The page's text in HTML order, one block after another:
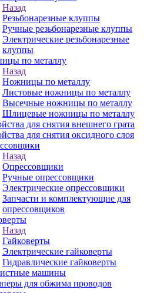
Назад
Резьбонарезные клуппы
Ручные резьбонарезные клуппы
Электрические резьбонарезные
клуппы
по металлу
Назад
Ножницы по металлу
Листовые ножницы по металлу
Высечные ножницы по металлу
Шлицевые ножницы по металлу
для снятия внешнего грата
для снятия оксидного слоя
Назад
Опрессовщики
Ручные опрессовщики
Электрические опрессовщики
Запчасти и комплектующие для
опрессовщиков
Назад
Гайковерты
Электрические гайковерты
Гидравлические гайковерты
машины
для обжима проводов